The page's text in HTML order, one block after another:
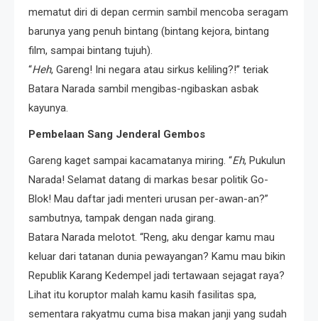
mematut diri di depan cermin sambil mencoba seragam
barunya yang penuh bintang (bintang kejora, bintang
film, sampai bintang tujuh).
“Heh, Gareng! Ini negara atau sirkus keliling?!” teriak
Batara Narada sambil mengibas-ngibaskan asbak
kayunya.
Pembelaan Sang Jenderal Gembos
Gareng kaget sampai kacamatanya miring. “Eh, Pukulun
Narada! Selamat datang di markas besar politik Go-
Blok! Mau daftar jadi menteri urusan per-awan-an?”
sambutnya, tampak dengan nada girang.
Batara Narada melotot. “Reng, aku dengar kamu mau
keluar dari tatanan dunia pewayangan? Kamu mau bikin
Republik Karang Kedempel jadi tertawaan sejagat raya?
Lihat itu koruptor malah kamu kasih fasilitas spa,
sementara rakyatmu cuma bisa makan janji yang sudah